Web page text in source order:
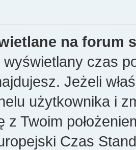
na forum
wyświetlany czas
Jeżeli
użytkownika i
z Twoim
Czas